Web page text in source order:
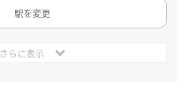
駅を変更
さらに表示